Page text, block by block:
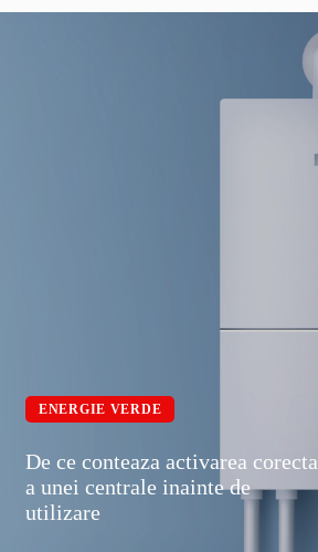
ENERGIE VERDE
De ce conteaza activarea corecta
a unei centrale inainte de
utilizare